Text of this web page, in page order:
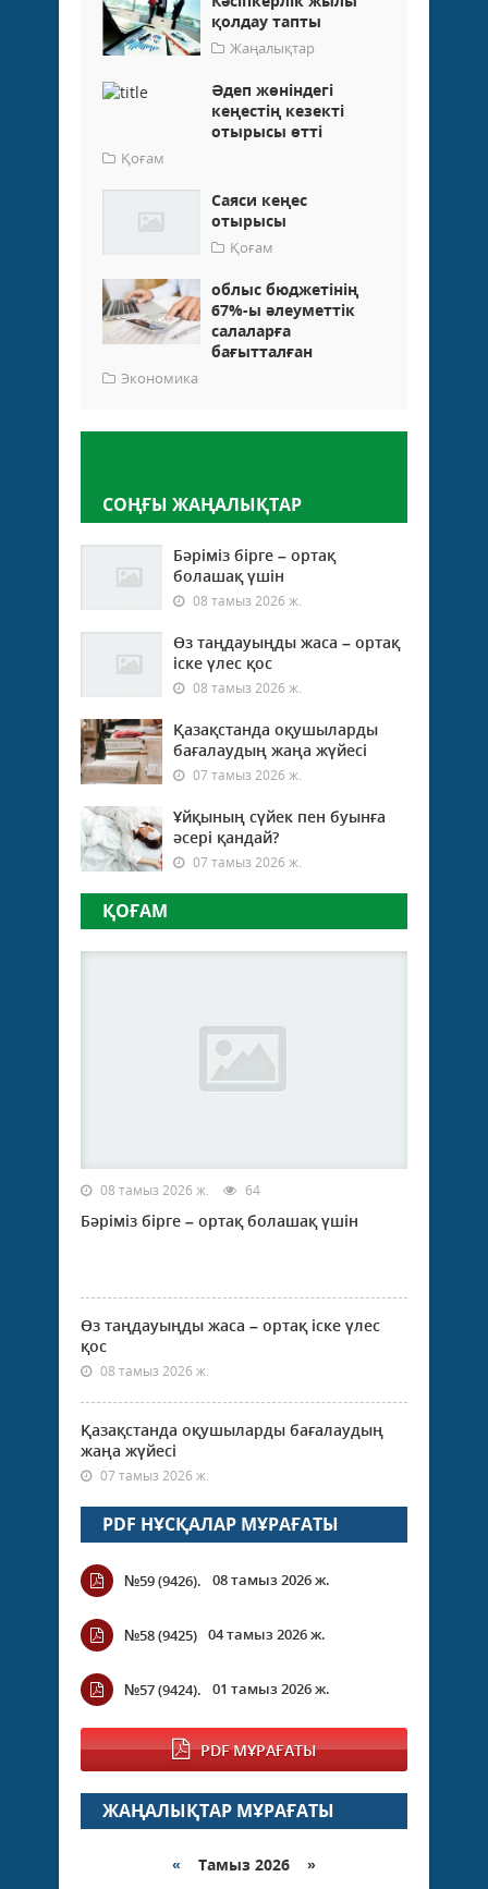
қолдау тапты
Жаңалықтар
Әдеп жөніндегі
кеңестің кезекті
отырысы өтті
Қоғам
Саяси кеңес
отырысы
Қоғам
облыс бюджетінің
67%-ы әлеуметтік
салаларға
бағытталған
Экономика
СОҢҒЫ ЖАҢАЛЫҚТАР
Бәріміз бірге – ортақ
болашақ үшін
08 тамыз 2026 ж.
Өз таңдауыңды жаса – ортақ
іске үлес қос
08 тамыз 2026 ж.
Қазақстанда оқушыларды
бағалаудың жаңа жүйесі
07 тамыз 2026 ж.
Ұйқының сүйек пен буынға
әсері қандай?
07 тамыз 2026 ж.
ҚОҒАМ
08 тамыз 2026 ж. 64
Бәріміз бірге – ортақ болашақ үшін
Өз таңдауыңды жаса – ортақ іске үлес
қос
08 тамыз 2026 ж.
Қазақстанда оқушыларды бағалаудың
жаңа жүйесі
07 тамыз 2026 ж.
PDF НҰСҚАЛАР МҰРАҒАТЫ
№59 (9426). 08 тамыз 2026 ж.
№58 (9425) 04 тамыз 2026 ж.
№57 (9424). 01 тамыз 2026 ж.
PDF МҰРАҒАТЫ
ЖАҢАЛЫҚТАР МҰРАҒАТЫ
« Тамыз 2026 »